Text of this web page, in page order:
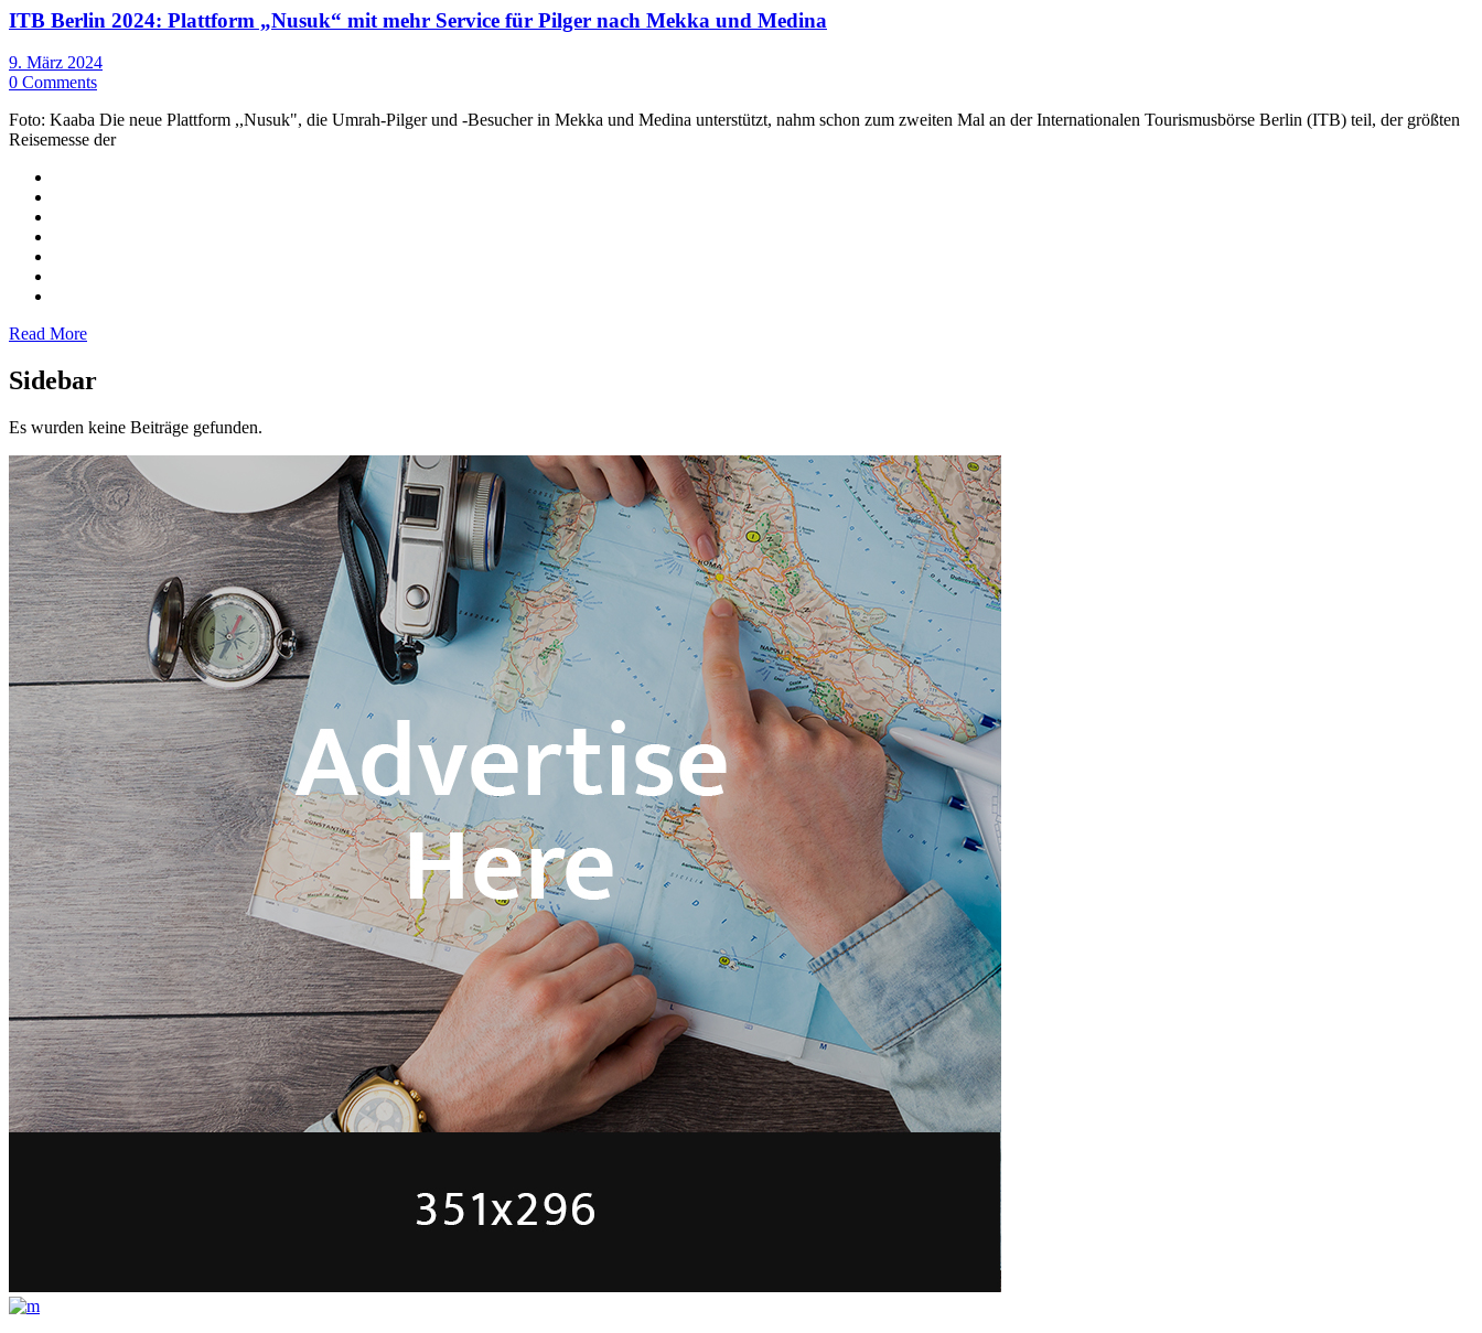
ITB Berlin 2024: Plattform „Nusuk“ mit mehr Service für Pilger nach Mekka und Medina
9. März 2024
0 Comments
Foto: Kaaba Die neue Plattform ,,Nusuk", die Umrah-Pilger und -Besucher in Mekka und Medina unterstützt, nahm schon zum zweiten Mal an der Internationalen Tourismusbörse Berlin (ITB) teil, der größten
Reisemesse der
Read More
Sidebar
Es wurden keine Beiträge gefunden.